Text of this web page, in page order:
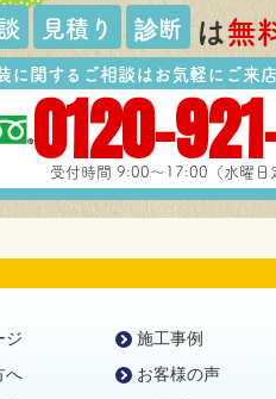
見積り 診断 は無
に関するご相談はお気軽にご来
0120-
受付時間 9:00～17:00（水曜日
ジ
へ
施工事例
お客様の声